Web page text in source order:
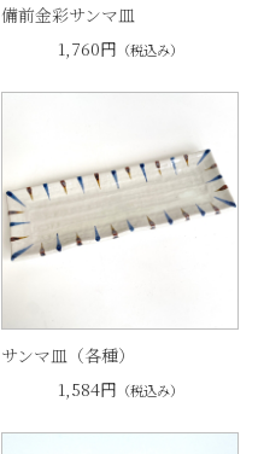
備前金彩サンマ皿
1,760円 （税込み）
サンマ皿（各種）
1,584円 （税込み）